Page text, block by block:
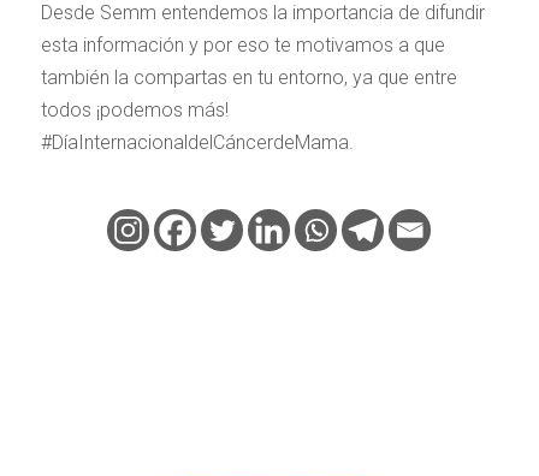
Desde Semm entendemos la importancia de difundir
esta información y por eso te motivamos a que
también la compartas en tu entorno, ya que entre
todos ¡podemos más!
#DíaInternacionaldelCáncerdeMama.